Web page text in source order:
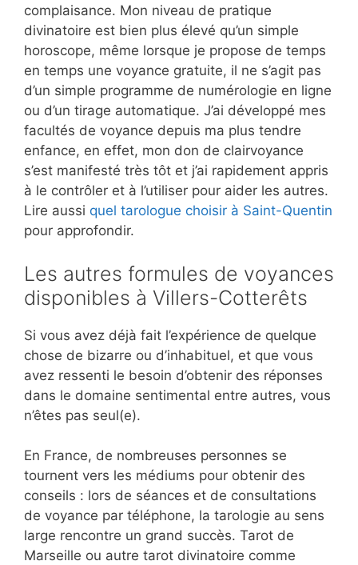
complaisance. Mon niveau de pratique
divinatoire est bien plus élevé qu’un simple
horoscope, même lorsque je propose de temps
en temps une voyance gratuite, il ne s’agit pas
d’un simple programme de numérologie en ligne
ou d’un tirage automatique. J’ai développé mes
facultés de voyance depuis ma plus tendre
enfance, en effet, mon don de clairvoyance
s’est manifesté très tôt et j’ai rapidement appris
à le contrôler et à l’utiliser pour aider les autres.
Lire aussi quel tarologue choisir à Saint-Quentin
pour approfondir.
Les autres formules de voyances
disponibles à Villers-Cotterêts
Si vous avez déjà fait l’expérience de quelque
chose de bizarre ou d’inhabituel, et que vous
avez ressenti le besoin d’obtenir des réponses
dans le domaine sentimental entre autres, vous
n’êtes pas seul(e).
En France, de nombreuses personnes se
tournent vers les médiums pour obtenir des
conseils : lors de séances et de consultations
de voyance par téléphone, la tarologie au sens
large rencontre un grand succès. Tarot de
Marseille ou autre tarot divinatoire comme